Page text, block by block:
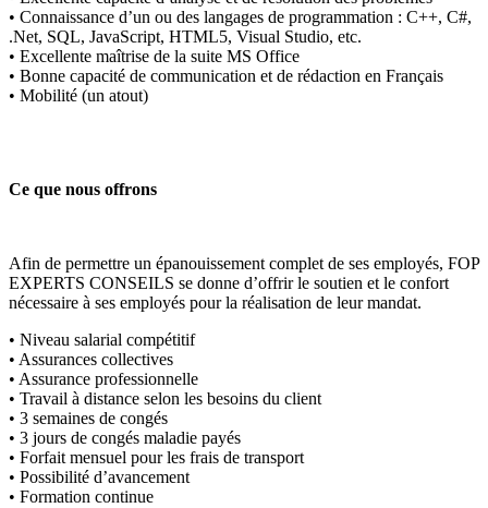
• Connaissance d’un ou des langages de programmation : C++, C#,
.Net, SQL, JavaScript, HTML5, Visual Studio, etc.
• Excellente maîtrise de la suite MS Office
• Bonne capacité de communication et de rédaction en Français
• Mobilité (un atout)
Ce que nous offrons
Afin de permettre un épanouissement complet de ses employés, FOP
EXPERTS CONSEILS se donne d’offrir le soutien et le confort
nécessaire à ses employés pour la réalisation de leur mandat.
• Niveau salarial compétitif
• Assurances collectives
• Assurance professionnelle
• Travail à distance selon les besoins du client
• 3 semaines de congés
• 3 jours de congés maladie payés
• Forfait mensuel pour les frais de transport
• Possibilité d’avancement
• Formation continue